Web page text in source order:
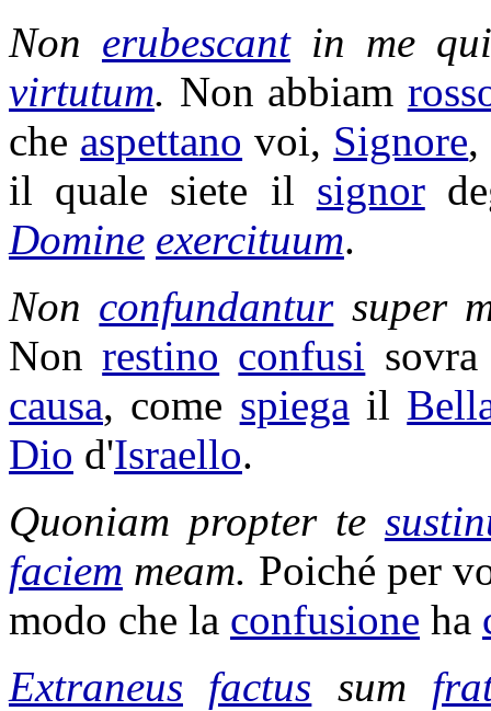
Non erubescantin me
virtutum. Non abbiam
che aspettano voi, Signore,
il quale siete il signor
Domine exercituum.
Non confundantursuper
Nonrestino confusi
causa, come spiega il
Dio d'Israello.
Quoniam propter te
faciem meam. Poiché per
modo che la confusione ha
Extraneus factus sum